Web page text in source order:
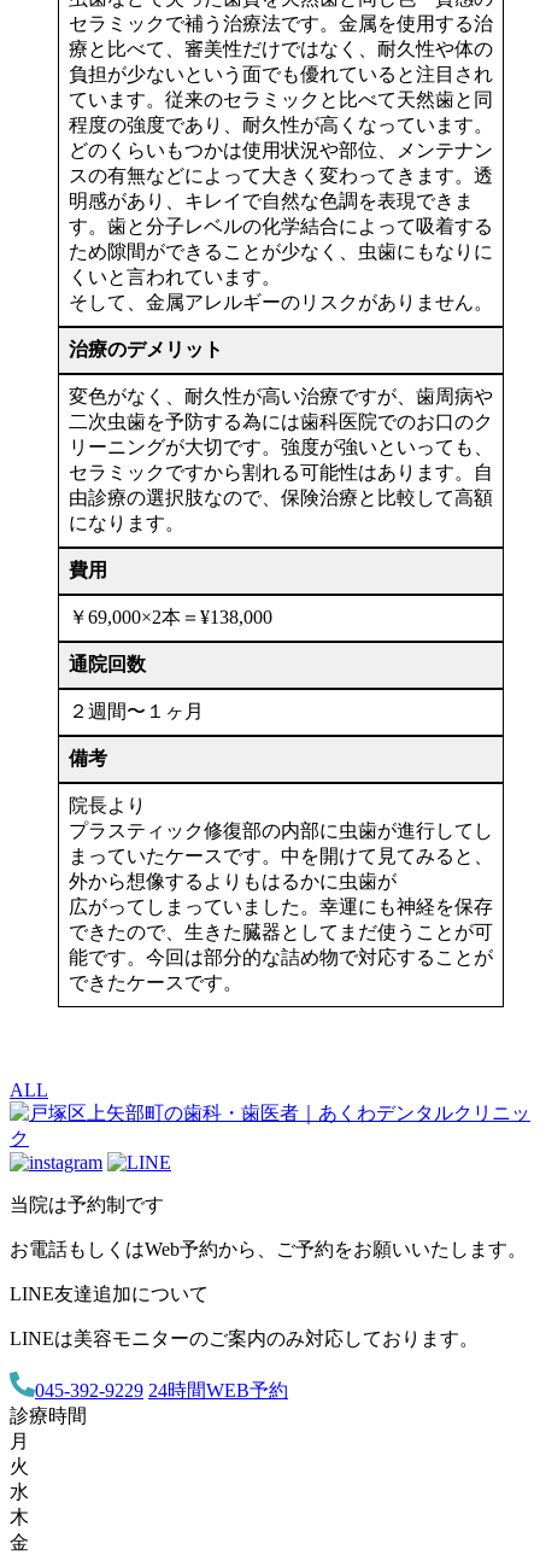
セラミックで補う治療法です。金属を使用する治
療と比べて、審美性だけではなく、耐久性や体の
負担が少ないという面でも優れていると注目され
ています。従来のセラミックと比べて天然歯と同
程度の強度であり、耐久性が高くなっています。
どのくらいもつかは使用状況や部位、メンテナン
スの有無などによって大きく変わってきます。透
明感があり、キレイで自然な色調を表現できま
す。歯と分子レベルの化学結合によって吸着する
ため隙間ができることが少なく、虫歯にもなりに
くいと言われています。
そして、金属アレルギーのリスクがありません。
治療のデメリット
変色がなく、耐久性が高い治療ですが、歯周病や
二次虫歯を予防する為には歯科医院でのお口のク
リーニングが大切です。強度が強いといっても、
セラミックですから割れる可能性はあります。自
由診療の選択肢なので、保険治療と比較して高額
になります。
費用
￥69,000×2本＝¥138,000
通院回数
２週間〜１ヶ月
備考
院長より
プラスティック修復部の内部に虫歯が進行してし
まっていたケースです。中を開けて見てみると、
外から想像するよりもはるかに虫歯が
広がってしまっていました。幸運にも神経を保存
できたので、生きた臓器としてまだ使うことが可
能です。今回は部分的な詰め物で対応することが
できたケースです。
ALL
当院は予約制です
お電話もしくはWeb予約から、ご予約をお願いいたします。
LINE友達追加について
LINEは美容モニターのご案内のみ対応しております。
045-392-9229 24時間WEB予約
診療時間
月
火
水
木
金